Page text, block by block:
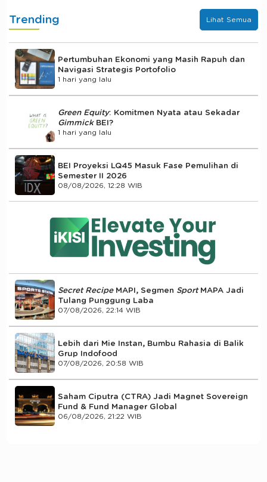
Trending Lihat Semua
Pertumbuhan Ekonomi yang Masih Rapuh dan
Navigasi Strategis Portofolio
1 hari yang lalu
Green Equity: Komitmen Nyata atau Sekadar
Gimmick BEI?
1 hari yang lalu
BEI Proyeksi LQ45 Masuk Fase Pemulihan di
Semester II 2026
08/08/2026, 12:28 WIB
Secret RecipeMAPI, Segmen Sport MAPA Jadi
Tulang Punggung Laba
07/08/2026, 22:14 WIB
Lebih dari Mie Instan, Bumbu Rahasia di Balik
Grup Indofood
07/08/2026, 20:58 WIB
Saham Ciputra (CTRA) Jadi Magnet Sovereign
Fund & Fund Manager Global
06/08/2026, 21:22 WIB